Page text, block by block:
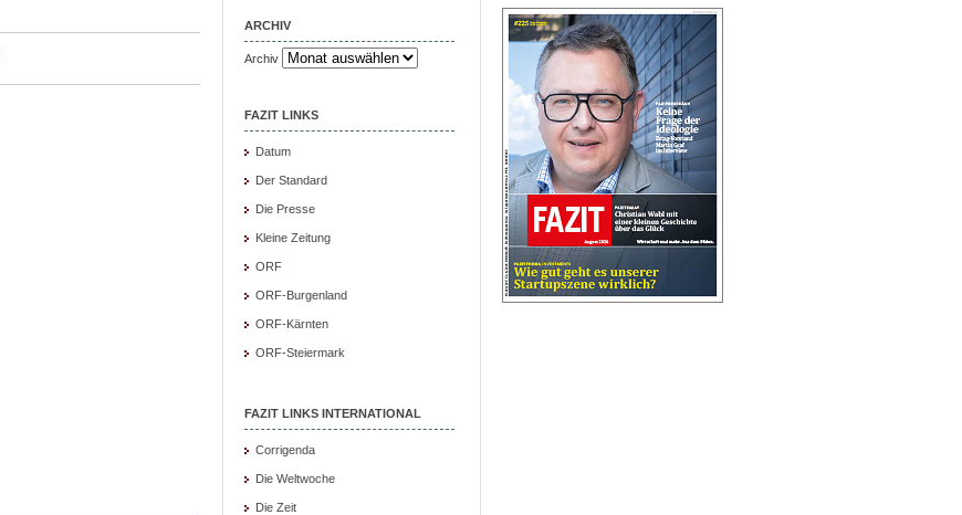
ARCHIV
Archiv
FAZIT LINKS
Datum
Der Standard
Die Presse
Kleine Zeitung
ORF
ORF-Burgenland
ORF-Kärnten
ORF-Steiermark
FAZIT LINKS INTERNATIONAL
Corrigenda
Die Weltwoche
Die Zeit